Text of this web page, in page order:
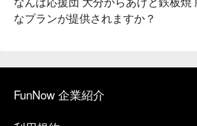
なプランが提供されますか？
FunNow 企業紹介